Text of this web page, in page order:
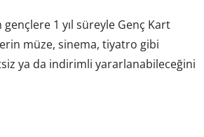
gençlere 1 yıl süreyle Genç Kart
müze, sinema, tiyatro gibi
ya da indirimli yararlanabileceğini